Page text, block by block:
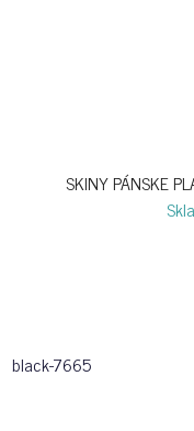
SKINY PÁNSKE
black-7665